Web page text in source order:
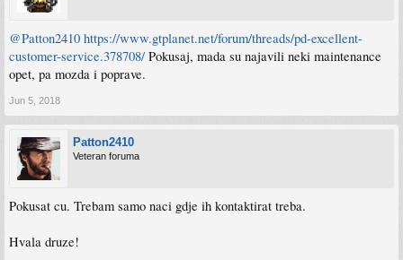
@Patton2410 https://www.gtplanet.net/forum/threads/pd-excellent-
customer-service.378708/ Pokusaj, mada su najavili neki maintenance
opet, pa mozda i poprave.
Jun 5, 2018
Patton2410
Veteran foruma
Pokusat cu. Trebam samo naci gdje ih kontaktirat treba.
Hvala druze!